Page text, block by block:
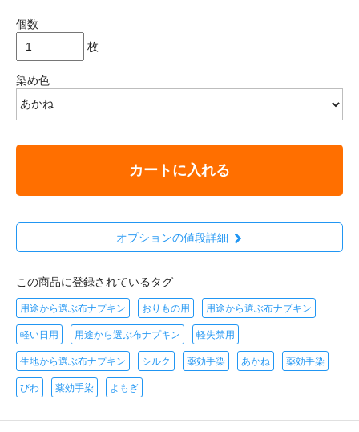
個数
枚
染め色
カートに入れる
オプションの値段詳細
この商品に登録されているタグ
用途から選ぶ布ナプキン おりもの用 用途から選ぶ布ナプキン
軽い日用 用途から選ぶ布ナプキン 軽失禁用
生地から選ぶ布ナプキン シルク 薬効手染 あかね 薬効手染
びわ 薬効手染 よもぎ